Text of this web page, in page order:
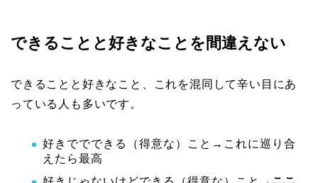
できることと好きなことを間違えない
できることと好きなこと、これを混同して辛い目にあ
っている人も多いです。
好きででできる（得意な）こと→これに巡り合
えたら最高